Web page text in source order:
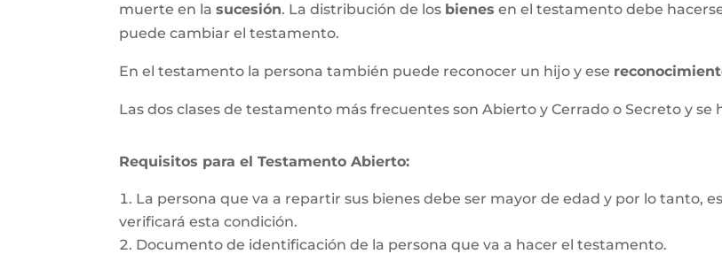
muerte en lasucesión. La distribución de los bienes en el testamento debe
puede cambiar el testamento.
En el testamento la persona también puede reconocer un hijo y ese
Las dos clases de testamento más frecuentes son Abierto y Cerrado o Secreto y se
Requisitos para el Testamento Abierto:
La persona que va a repartir sus bienes debe ser mayor de edad y por lo tanto,
verificará esta condición.
Documento de identificación de la persona que va a hacer el testamento.